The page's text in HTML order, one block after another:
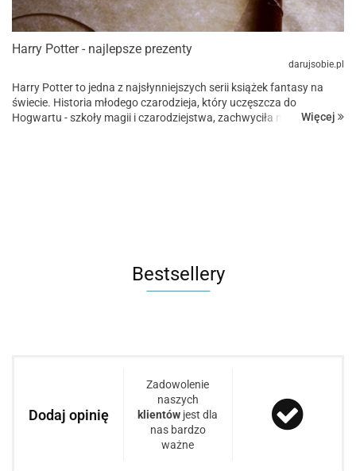
Harry Potter - najlepsze prezenty
darujsobie.pl
Harry Potter to jedna z najsłynniejszych serii książek fantasy na
świecie. Historia młodego czarodzieja, który uczęszcza do
Hogwartu - szkoły magii i czarodziejstwa, zachwyciła milionyWięcej
Bestsellery
Dodaj opinię
Zadowolenie
naszych
klientów jest dla
nas bardzo
ważne